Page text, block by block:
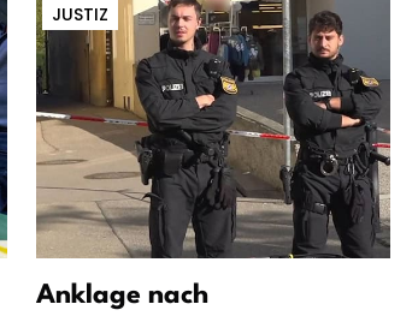
JUSTIZ
Anklage nach